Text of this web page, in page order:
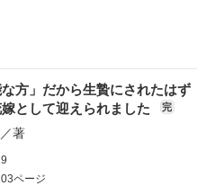
読む
ったんだ
、双子アイドル！
）？？
つがい）の証？？
物の王様だった。
方」だから生贄にされたはず
として迎えられました
完
／著
ページ